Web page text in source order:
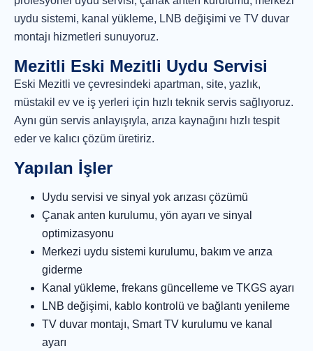
uydu sistemi, kanal yükleme, LNB değişimi ve TV duvar
montajı hizmetleri sunuyoruz.
Mezitli Eski Mezitli Uydu Servisi
Eski Mezitli ve çevresindeki apartman, site, yazlık,
müstakil ev ve iş yerleri için hızlı teknik servis sağlıyoruz.
Aynı gün servis anlayışıyla, arıza kaynağını hızlı tespit
eder ve kalıcı çözüm üretiriz.
Yapılan İşler
Uydu servisi ve sinyal yok arızası çözümü
Çanak anten kurulumu, yön ayarı ve sinyal
optimizasyonu
Merkezi uydu sistemi kurulumu, bakım ve arıza
giderme
Kanal yükleme, frekans güncelleme ve TKGS ayarı
LNB değişimi, kablo kontrolü ve bağlantı yenileme
TV duvar montajı, Smart TV kurulumu ve kanal
ayarı